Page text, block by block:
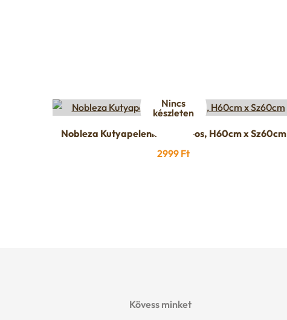
Nincs
készleten
Nobleza Kutyapelenka, 10db-os, H60cm x Sz60cm
2999 Ft
Kövess minket